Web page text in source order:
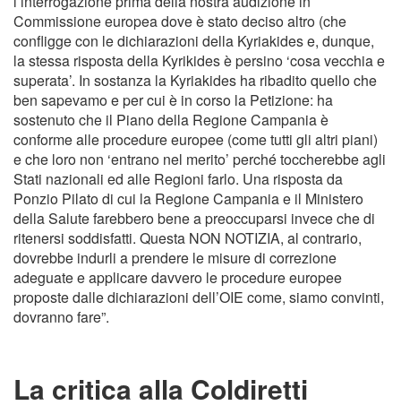
Commissione europea dove è stato deciso altro (che
confligge con le dichiarazioni della Kyriakides e, dunque,
la stessa risposta della Kyrikides è persino ‘cosa vecchia e
superata’. In sostanza la Kyriakides ha ribadito quello che
ben sapevamo e per cui è in corso la Petizione: ha
sostenuto che il Piano della Regione Campania è
conforme alle procedure europee (come tutti gli altri piani)
e che loro non ‘entrano nel merito’ perché toccherebbe agli
Stati nazionali ed alle Regioni farlo. Una risposta da
Ponzio Pilato di cui la Regione Campania e il Ministero
della Salute farebbero bene a preoccuparsi invece che di
ritenersi soddisfatti. Questa NON NOTIZIA, al contrario,
dovrebbe indurli a prendere le misure di correzione
adeguate e applicare davvero le procedure europee
proposte dalle dichiarazioni dell’OIE come, siamo convinti,
dovranno fare”.
La critica alla Coldiretti